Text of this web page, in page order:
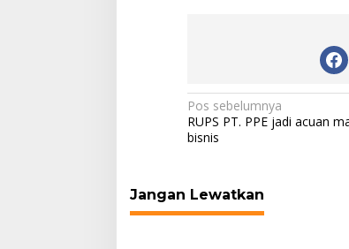
Navigasi
pos
Pos sebelumnya
RUPS PT. PPE jadi acuan
bisnis
Jangan Lewatkan